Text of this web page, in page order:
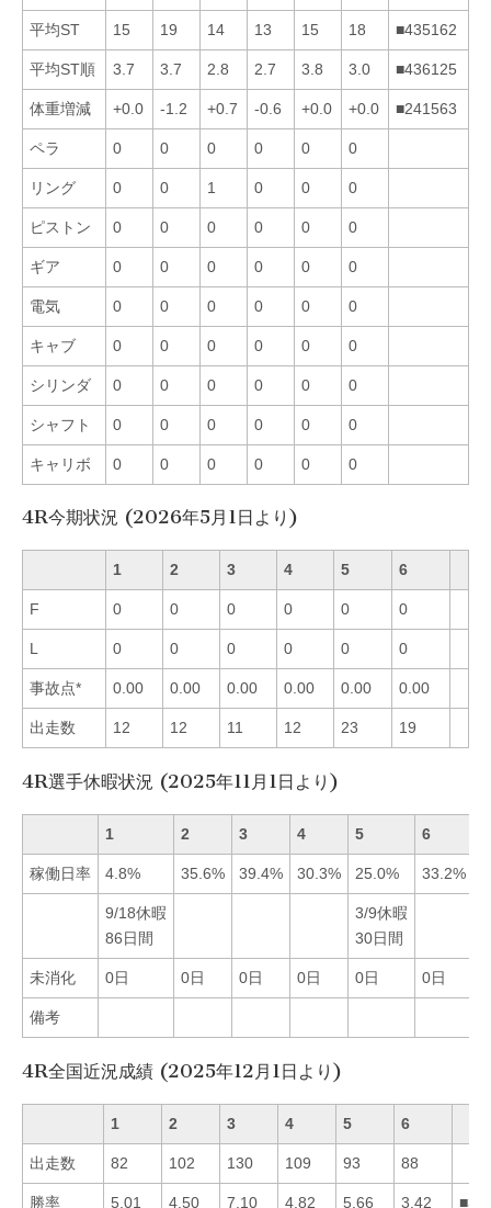
平均ST 15 19 14 13 15 18 ■435162
平均ST順 3.7 3.7 2.8 2.7 3.8 3.0 ■436125
体重増減 +0.0 -1.2 +0.7 -0.6 +0.0 +0.0 ■241563
ペラ 0 0 0 0 0 0
リング 0 0 1 0 0 0
ピストン 0 0 0 0 0 0
ギア 0 0 0 0 0 0
電気 0 0 0 0 0 0
キャブ 0 0 0 0 0 0
シリンダ 0 0 0 0 0 0
シャフト 0 0 0 0 0 0
キャリボ 0 0 0 0 0 0
4R今期状況 (2026年5月1日より)
1 2 3 4 5 6
F 0 0 0 0 0 0
L 0 0 0 0 0 0
事故点* 0.00 0.00 0.00 0.00 0.00 0.00
出走数 12 12 11 12 23 19
4R選手休暇状況 (2025年11月1日より)
1 2 3 4 5 6
稼働日率 4.8% 35.6% 39.4% 30.3% 25.0% 33.2%
9/18休暇
86日間
3/9休暇
30日間
未消化 0日 0日 0日 0日 0日 0日
備考
4R全国近況成績 (2025年12月1日より)
1 2 3 4 5 6
出走数 82 102 130 109 93 88
勝率 5.01 4.50 7.10 4.82 5.66 3.42